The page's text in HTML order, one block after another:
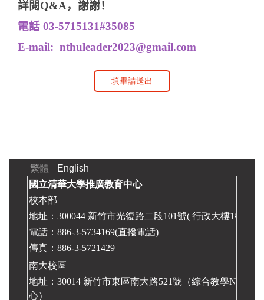
詳閱Q&A，謝謝！
電話 03-5715131#35085
E-mail: nthuleader2023@gmail.com
填畢請送出
繁體
English
國立清華大學推廣教育中心
校本部
地址：300044 新竹市光復路二段101號( 行政大樓1樓 推
電話：886-3-5734169(直撥電話)
傳真：886-3-5721429
南大校區
地址：30014 新竹市東區南大路521號（綜合教學N大樓2
心）